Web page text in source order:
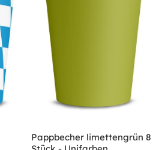
Pappbecher limettengrün 8